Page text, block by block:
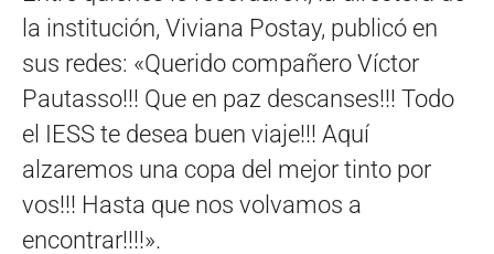
la institución, Viviana Postay, publicó en
sus redes: «Querido compañero Víctor
Pautasso!!! Que en paz descanses!!! Todo
el IESS te desea buen viaje!!! Aquí
alzaremos una copa del mejor tinto por
vos!!! Hasta que nos volvamos a
encontrar!!!!».